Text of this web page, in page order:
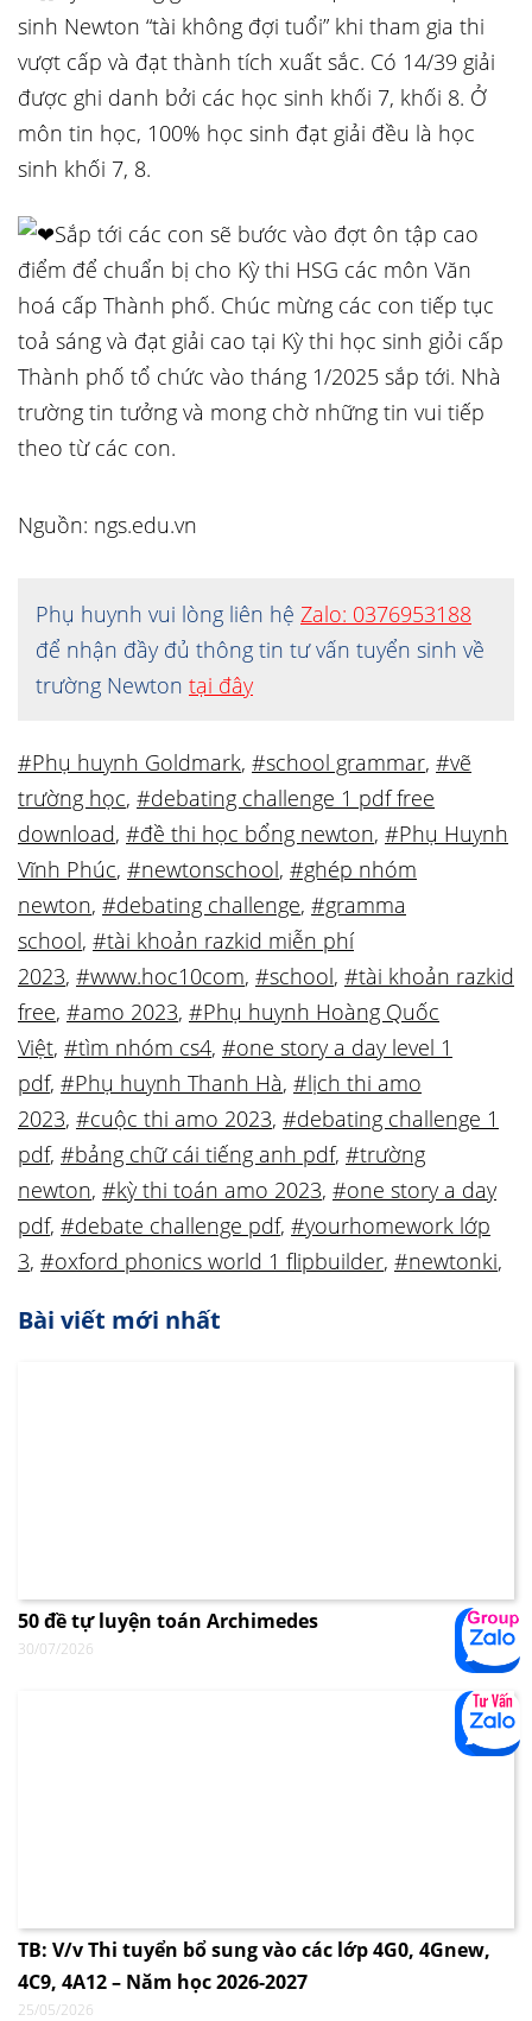
sinh Newton “tài không đợi tuổi” khi tham gia thi
vượt cấp và đạt thành tích xuất sắc. Có 14/39 giải
được ghi danh bởi các học sinh khối 7, khối 8. Ở
môn tin học, 100% học sinh đạt giải đều là học
sinh khối 7, 8.
Sắp tới các con sẽ bước vào đợt ôn tập cao
điểm để chuẩn bị cho Kỳ thi HSG các môn Văn
hoá cấp Thành phố. Chúc mừng các con tiếp tục
toả sáng và đạt giải cao tại Kỳ thi học sinh giỏi cấp
Thành phố tổ chức vào tháng 1/2025 sắp tới. Nhà
trường tin tưởng và mong chờ những tin vui tiếp
theo từ các con.
Nguồn: ngs.edu.vn
Phụ huynh vui lòng liên hệ Zalo: 0376953188
để nhận đầy đủ thông tin tư vấn tuyển sinh về
trường Newton tại đây
#Phụ huynh Goldmark, #school grammar, #vẽ
trường học, #debating challenge 1 pdf free
download, #đề thi học bổng newton, #Phụ Huynh
Vĩnh Phúc, #newtonschool, #ghép nhóm
newton, #debating challenge, #gramma
school, #tài khoản razkid miễn phí
2023, #www.hoc10com, #school, #tài khoản razkid
free, #amo 2023, #Phụ huynh Hoàng Quốc
Việt, #tìm nhóm cs4, #one story a day level 1
pdf, #Phụ huynh Thanh Hà, #lịch thi amo
2023, #cuộc thi amo 2023, #debating challenge 1
pdf, #bảng chữ cái tiếng anh pdf, #trường
newton, #kỳ thi toán amo 2023, #one story a day
pdf, #debate challenge pdf, #yourhomework lớp
3, #oxford phonics world 1 flipbuilder, #newtonki,
Bài viết mới nhất
50 đề tự luyện toán Archimedes
30/07/2026
TB: V/v Thi tuyển bổ sung vào các lớp 4G0, 4Gnew,
4C9, 4A12 – Năm học 2026-2027
25/05/2026